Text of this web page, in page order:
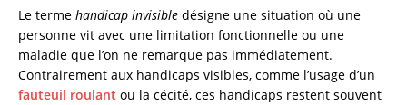
Le terme handicap invisible désigne une situation où une
personne vit avec une limitation fonctionnelle ou une
maladie que l’on ne remarque pas immédiatement.
Contrairement aux handicaps visibles, comme l’usage d’un
fauteuil roulant ou la cécité, ces handicaps restent souvent